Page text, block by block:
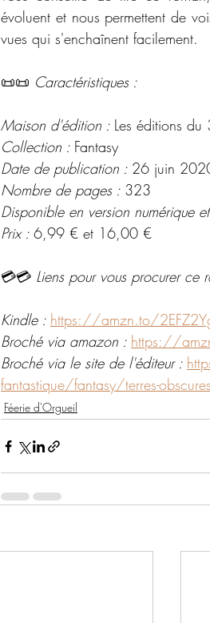
évoluent et nous permettent de
vues qui s'enchaînent facilement.
📜📜 Caractéristiques :
Maison d'édition : Les éditions du
Collection : Fantasy
Date de publication : 26 juin
Nombre de pages : 323
Disponible en version numérique
Prix : 6,99 € et 16,00 €
💳💳 Liens pour vous procurer ce
Kindle : https://amzn.to/
Broché via amazon : https://
Broché via le site de l'éditeur :
fantastique/fantasy/terres-
Féerie d'Orgueil